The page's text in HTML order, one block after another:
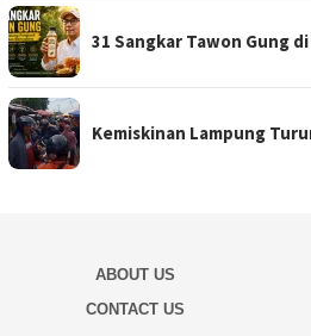
31 Sangkar Tawon Gung
Kemiskinan Lampung
ABOUT US
CONTACT US